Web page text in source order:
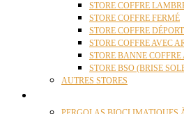
STORE COFFRE
STORE COFFRE FERMÉ
STORE COFFRE
STORE COFFRE AVEC
STORE BANNE
STORE BSO (BRISE
AUTRES STORES